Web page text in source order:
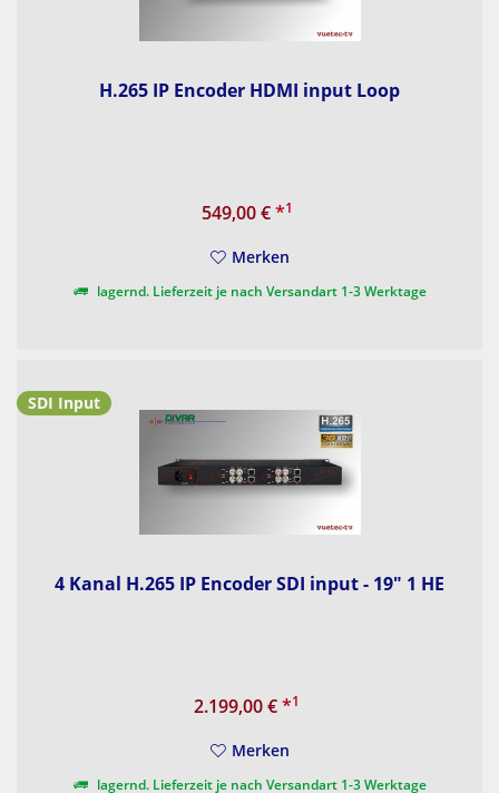
H.265 IP Encoder HDMI input Loop
549,00 €*1
Merken
lagernd. Lieferzeit je nach Versandart 1-3 Werktage
SDI Input
4 Kanal H.265 IP Encoder SDI input - 19" 1 HE
2.199,00 €*1
Merken
lagernd. Lieferzeit je nach Versandart 1-3 Werktage